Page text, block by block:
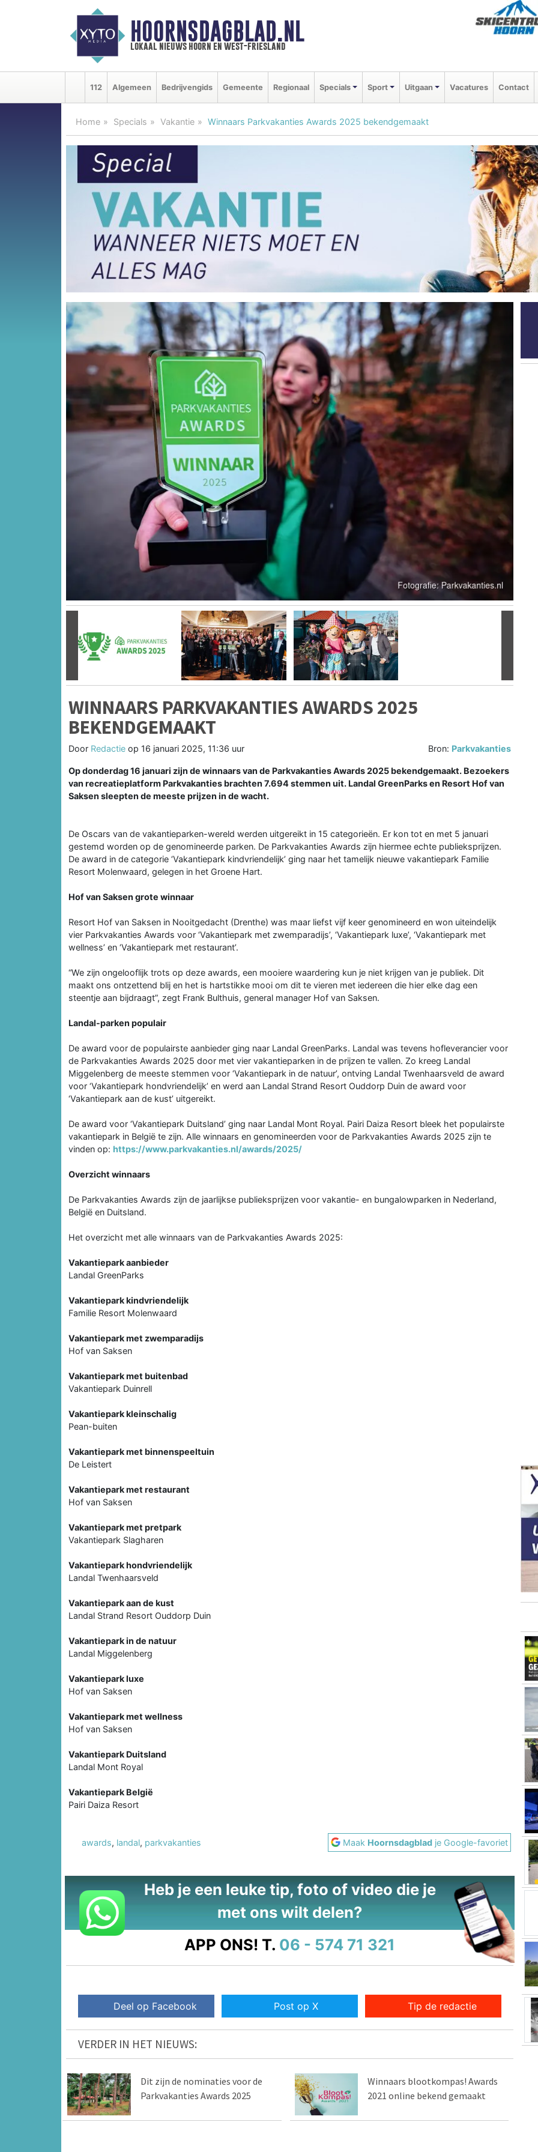
HOORNSDAGBLAD.NL
lokaal nieuws hoorn en west-friesland
112 Algemeen Bedrijvengids Gemeente Regionaal Specials Sport Uitgaan Vacatures Contact
Home Specials Vakantie Winnaars Parkvakanties Awards 2025 bekendgemaakt
Vorige
WINNAARS PARKVAKANTIES AWARDS 2025
BEKENDGEMAAKT
Door Redactie op 16 januari 2025, 11:36 uur Bron: Parkvakanties
Op donderdag 16 januari zijn de winnaars van de Parkvakanties Awards 2025 bekendgemaakt. Bezoekers
van recreatieplatform Parkvakanties brachten 7.694 stemmen uit. Landal GreenParks en Resort Hof van
Saksen sleepten de meeste prijzen in de wacht.
De Oscars van de vakantieparken-wereld werden uitgereikt in 15 categorieën. Er kon tot en met 5 januari
gestemd worden op de genomineerde parken. De Parkvakanties Awards zijn hiermee echte publieksprijzen.
De award in de categorie ‘Vakantiepark kindvriendelijk’ ging naar het tamelijk nieuwe vakantiepark Familie
Resort Molenwaard, gelegen in het Groene Hart.
Hof van Saksen grote winnaar
Resort Hof van Saksen in Nooitgedacht (Drenthe) was maar liefst vijf keer genomineerd en won uiteindelijk
vier Parkvakanties Awards voor ‘Vakantiepark met zwemparadijs’, ‘Vakantiepark luxe’, ‘Vakantiepark met
wellness’ en ‘Vakantiepark met restaurant’.
“We zijn ongelooflijk trots op deze awards, een mooiere waardering kun je niet krijgen van je publiek. Dit
maakt ons ontzettend blij en het is hartstikke mooi om dit te vieren met iedereen die hier elke dag een
steentje aan bijdraagt”, zegt Frank Bulthuis, general manager Hof van Saksen.
Landal-parken populair
De award voor de populairste aanbieder ging naar Landal GreenParks. Landal was tevens hofleverancier voor
de Parkvakanties Awards 2025 door met vier vakantieparken in de prijzen te vallen. Zo kreeg Landal
Miggelenberg de meeste stemmen voor ‘Vakantiepark in de natuur’, ontving Landal Twenhaarsveld de award
voor ‘Vakantiepark hondvriendelijk’ en werd aan Landal Strand Resort Ouddorp Duin de award voor
‘Vakantiepark aan de kust’ uitgereikt.
De award voor ‘Vakantiepark Duitsland’ ging naar Landal Mont Royal. Pairi Daiza Resort bleek het populairste
vakantiepark in België te zijn. Alle winnaars en genomineerden voor de Parkvakanties Awards 2025 zijn te
vinden op: https://www.parkvakanties.nl/awards/2025/
Overzicht winnaars
De Parkvakanties Awards zijn de jaarlijkse publieksprijzen voor vakantie- en bungalowparken in Nederland,
België en Duitsland.
Het overzicht met alle winnaars van de Parkvakanties Awards 2025:
Vakantiepark aanbieder
Landal GreenParks
Vakantiepark kindvriendelijk
Familie Resort Molenwaard
Vakantiepark met zwemparadijs
Hof van Saksen
Vakantiepark met buitenbad
Vakantiepark Duinrell
Vakantiepark kleinschalig
Pean-buiten
Vakantiepark met binnenspeeltuin
De Leistert
Vakantiepark met restaurant
Hof van Saksen
Vakantiepark met pretpark
Vakantiepark Slagharen
Vakantiepark hondvriendelijk
Landal Twenhaarsveld
Vakantiepark aan de kust
Landal Strand Resort Ouddorp Duin
Vakantiepark in de natuur
Landal Miggelenberg
Vakantiepark luxe
Hof van Saksen
Vakantiepark met wellness
Hof van Saksen
Vakantiepark Duitsland
Landal Mont Royal
Vakantiepark België
Pairi Daiza Resort
awards, landal, parkvakanties Maak Hoornsdagblad je Google-favoriet
Heb je een leuke tip, foto of video die je
met ons wilt delen?
APP ONS! T. 06 - 574 71 321
Deel op Facebook Post op X Tip de redactie
VERDER IN HET NIEUWS:
Dit zijn de nominaties voor de
Parkvakanties Awards 2025
Winnaars blootkompas! Awards
2021 online bekend gemaakt